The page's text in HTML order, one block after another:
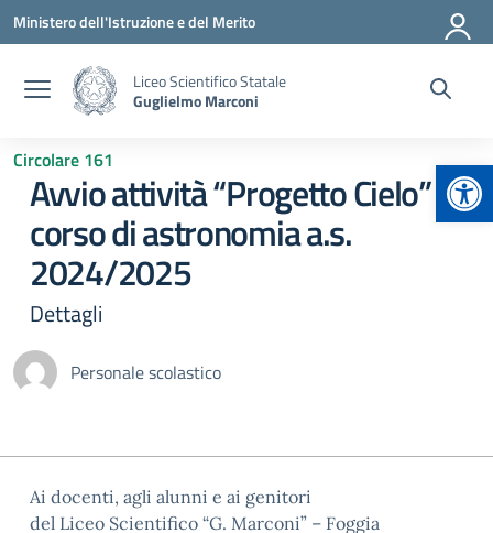
Vai ai contenuti
Vai al menu di navigazione
Vai al footer
Ministero dell'Istruzione e del Merito
Liceo Scientifico Statale
Guglielmo Marconi
Circolare 161
Avvio attività “Progetto Cielo”
corso di astronomia a.s.
2024/2025
Dettagli
Personale scolastico
Ai docenti, agli alunni e ai genitori
del Liceo Scientifico “G. Marconi” – Foggia